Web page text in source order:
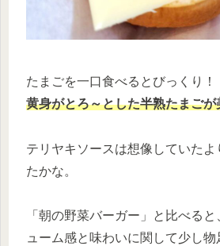
たまごを一口食べるとびっくり！
黄身がとろ～とした半熟たまごが
テリヤキソースは想像していたよ
たかな。
「朝の野菜バーガー」と比べる
ューム感と味わいに関して少し